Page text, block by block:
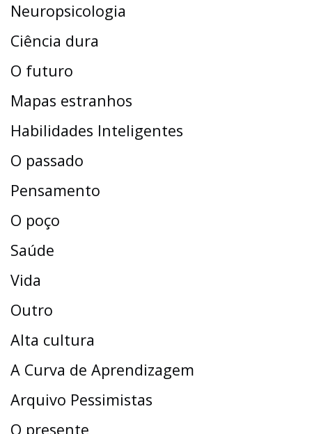
Neuropsicologia
Ciência dura
O futuro
Mapas estranhos
Habilidades Inteligentes
O passado
Pensamento
O poço
Saúde
Vida
Outro
Alta cultura
A Curva de Aprendizagem
Arquivo Pessimistas
O presente